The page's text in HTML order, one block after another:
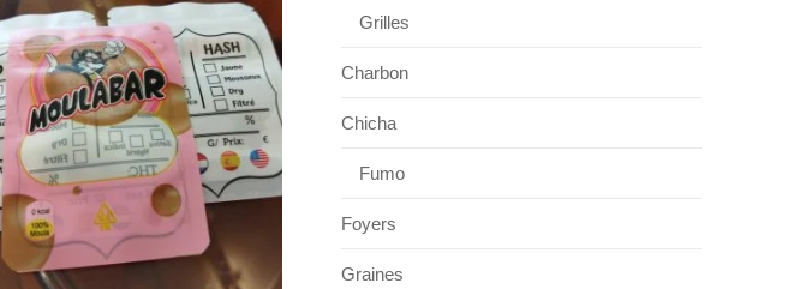
Grilles
Charbon
Chicha
Fumo
Foyers
Graines